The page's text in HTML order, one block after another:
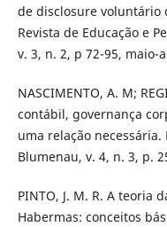
de disclosure voluntário
Revista de Educação e
v. 3, n. 2, p 72-95, maio-
NASCIMENTO, A. M;
contábil, governança
uma relação
Blumenau, v. 4, n. 3, p.
PINTO, J. M. R. A teoria
Habermas: conceitos